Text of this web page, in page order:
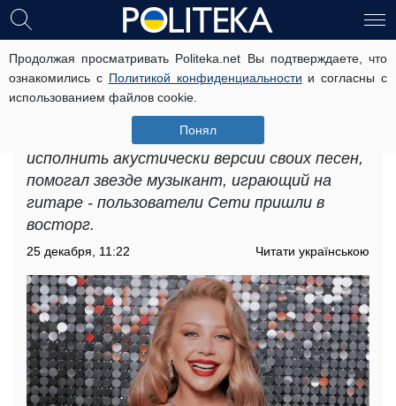
Продолжая просматривать Politeka.net Вы подтверждаете, что
ознакомились с Политикой конфиденциальности и согласны с
использованием файлов cookie.
Понял
Тина Кароль довела до мурашек,
похваставшись своим талантом:
"Это очень красиво"
Украинская певица Тина Кароль решила
исполнить акустически версии своих песен,
помогал звезде музыкант, играющий на
гитаре - пользователи Сети пришли в
восторг.
25 декабря, 11:22 Читати українською